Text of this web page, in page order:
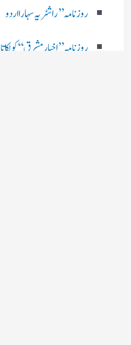
روز نامہ ’’راشٹریہ سہارا اردو
روزنامہ ’’اخبارمشرق‘‘ کولکاتا